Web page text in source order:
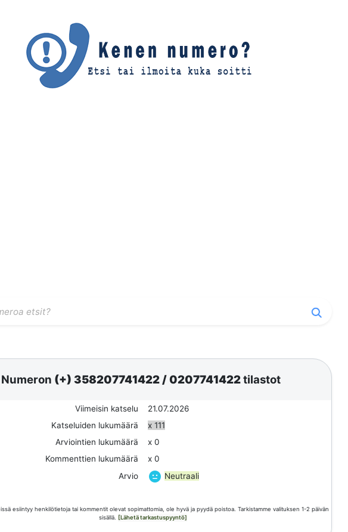
Numeron (+) 358207741422 /0207741422tilastot
Viimeisin katselu
21.07.2026
Katseluiden lukumäärä
x 111
Arviointien lukumäärä
x 0
Kommenttien lukumäärä
x 0
Arvio
Neutraali
esiintyy henkilötietoja tai kommentit olevat sopimattomia, ole hyvä ja pyydä poistoa. Tarkistamme valituksen 1-2 päivän
sisällä. [Lähetä tarkastuspyyntö]